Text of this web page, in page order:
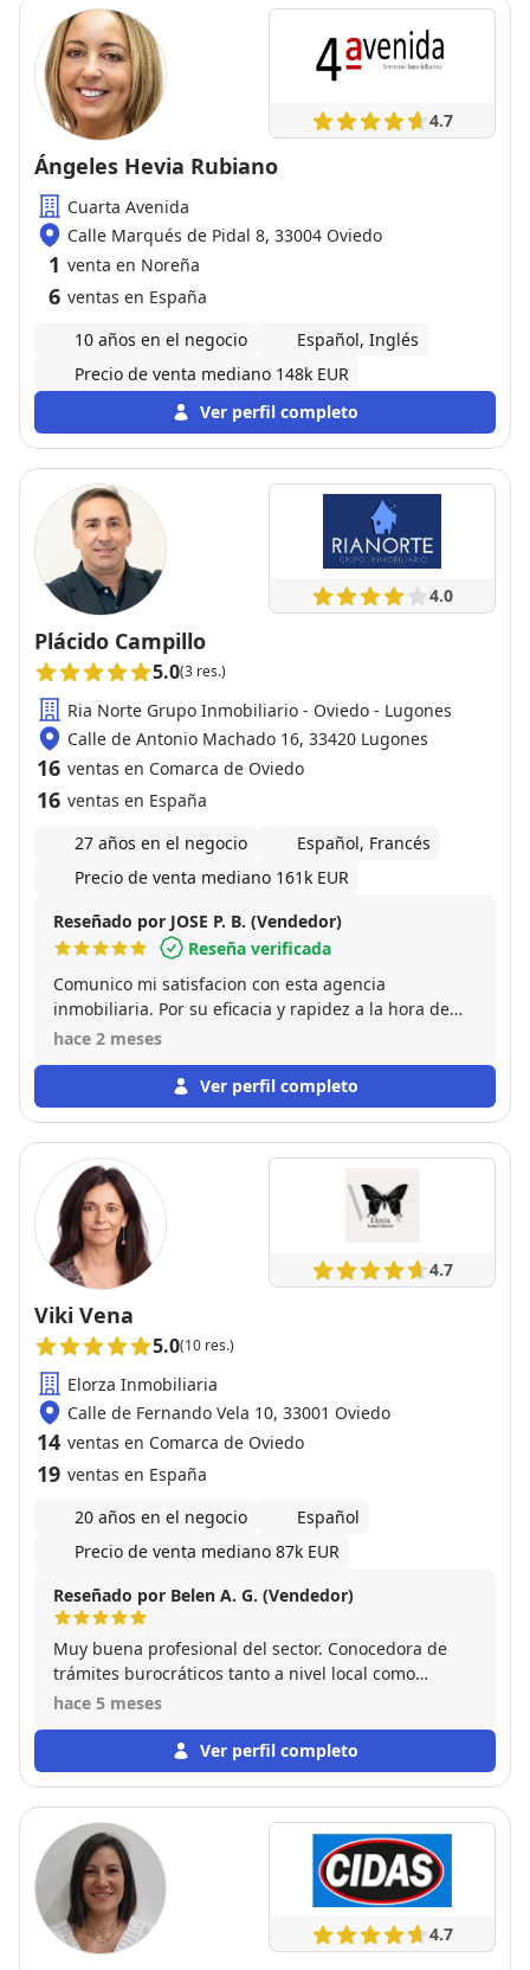
4.7
Ángeles Hevia Rubiano
Cuarta Avenida
Calle Marqués de Pidal 8, 33004 Oviedo
1 venta en Noreña
6 ventas en España
10 años en el negocio
Español, Inglés
Precio de venta mediano 148k EUR
Ver perfil completo
4.0
Plácido Campillo
5.0(3 res.)
Ria Norte Grupo Inmobiliario - Oviedo - Lugones
Calle de Antonio Machado 16, 33420 Lugones
16 ventas en Comarca de Oviedo
16 ventas en España
27 años en el negocio
Español, Francés
Precio de venta mediano 161k EUR
Reseñado por JOSE P. B. (Vendedor)
Reseña verificada
Comunico mi satisfacion con esta agencia
inmobiliaria. Por su eficacia y rapidez a la hora de
publicar y vender el piso que tenia en propiedad.
tenerme al tanto de todo en cada momento y
hacerme las cosas mas faciles. Por lo tanto
publicación de una venta.
hace 2 meses
Ver perfil completo
4.7
Viki Vena
5.0(10 res.)
Elorza Inmobiliaria
Calle de Fernando Vela 10, 33001 Oviedo
14 ventas en Comarca de Oviedo
19 ventas en España
20 años en el negocio
Español
Precio de venta mediano 87k EUR
Reseñado por Belen A. G. (Vendedor)
Muy buena profesional del sector. Conocedora de
trámites burocráticos tanto a nivel local como
provincial o estatal. Y siempre disponible tanto para
ella me despreocupe de la venta pues todo lo
gestiono ella
hace 5 meses
Ver perfil completo
4.7